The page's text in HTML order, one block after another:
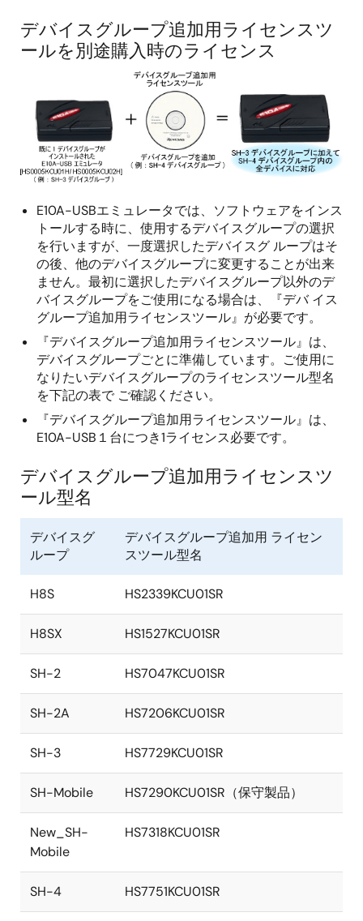
デバイスグループ追加用ライセンスツ
ールを別途購入時のライセンス
E10A-USBエミュレータでは、ソフトウェアをインス
トールする時に、使用するデバイスグループの選択
を行いますが、一度選択したデバイスグ ループはそ
の後、他のデバイスグループに変更することが出来
ません。最初に選択したデバイスグループ以外のデ
バイスグループをご使用になる場合は、『デバ イス
グループ追加用ライセンスツール』が必要です。
『デバイスグループ追加用ライセンスツール』は、
デバイスグループごとに準備しています。ご使用に
なりたいデバイスグループのライセンスツール型名
を下記の表で ご確認ください。
『デバイスグループ追加用ライセンスツール』は、
E10A-USB１台につき1ライセンス必要です。
デバイスグループ追加用ライセンスツ
ール型名
デバイスグ
ループ
デバイスグループ追加用 ライセン
スツール型名
H8S HS2339KCU01SR
H8SX HS1527KCU01SR
SH-2 HS7047KCU01SR
SH-2A HS7206KCU01SR
SH-3 HS7729KCU01SR
SH-Mobile HS7290KCU01SR（保守製品）
New_SH-
Mobile
HS7318KCU01SR
SH-4 HS7751KCU01SR